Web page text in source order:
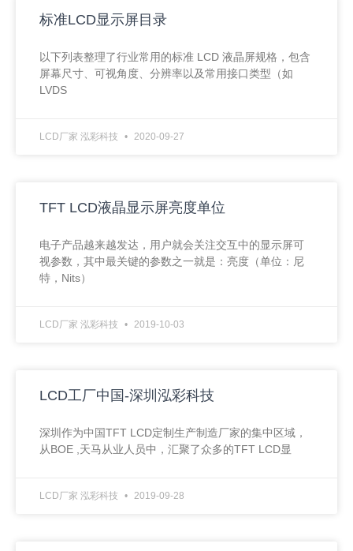
标准LCD显示屏目录
以下列表整理了行业常用的标准 LCD 液晶屏规格，包含
屏幕尺寸、可视角度、分辨率以及常用接口类型（如
LVDS
LCD厂家 泓彩科技 2020-09-27
TFT LCD液晶显示屏亮度单位
电子产品越来越发达，用户就会关注交互中的显示屏可
视参数，其中最关键的参数之一就是：亮度（单位：尼
特，Nits）
LCD厂家 泓彩科技 2019-10-03
LCD工厂中国-深圳泓彩科技
深圳作为中国TFT LCD定制生产制造厂家的集中区域，
从BOE ,天马从业人员中，汇聚了众多的TFT LCD显
LCD厂家 泓彩科技 2019-09-28